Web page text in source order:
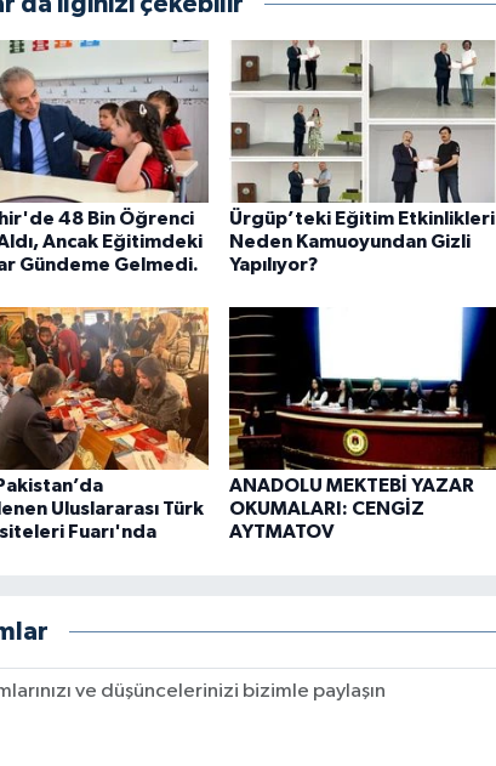
48 Bin Öğrenci
Ancak Eğitimdeki
Gündeme Gelmedi.
Ürgüp’teki Eğitim Etkinlikleri
Neden Kamuoyundan Gizli
Yapılıyor?
Uluslararası Türk
Fuarı'nda
ANADOLU MEKTEBİ YAZAR
OKUMALARI: CENGİZ
AYTMATOV